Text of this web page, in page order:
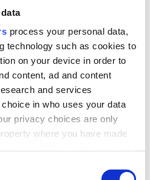
process your personal data,
technology such as cookies to
on your device in order to
content, ad and content
and services
in who uses your data
privacy choices are only
where you have made
Overzicht
de klanttevredenheid terwijl